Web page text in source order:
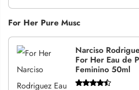
For Her Pure Musc
Narciso
For Her Eau de
Feminino 50ml